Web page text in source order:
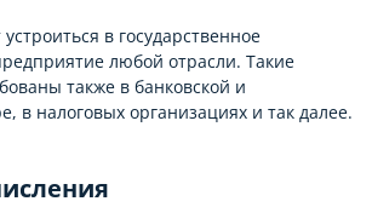
в государственное
любой отрасли. Такие
также в банковской и
в налоговых организациях и так далее.